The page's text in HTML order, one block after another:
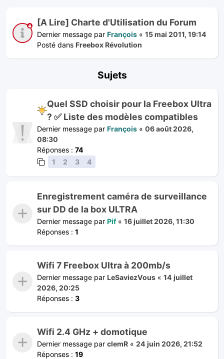
[A Lire] Charte d'Utilisation du Forum
Dernier message par François « 15 mai 2011, 19:14
Posté dans Freebox Révolution
Sujets
Quel SSD choisir pour la Freebox Ultra
? ✅ Liste des modèles compatibles
Dernier message par François « 06 août 2026,
08:30
Réponses : 74
1
2 3 4
Enregistrement caméra de surveillance
sur DD de la box ULTRA
Dernier message par Pif« 16 juillet 2026, 11:30
Réponses : 1
Wifi 7 Freebox Ultra à 200mb/s
Dernier message par LeSaviezVous « 14 juillet
2026, 20:25
Réponses : 3
Wifi 2.4 GHz + domotique
Dernier message par clemR « 24 juin 2026, 21:52
Réponses : 19